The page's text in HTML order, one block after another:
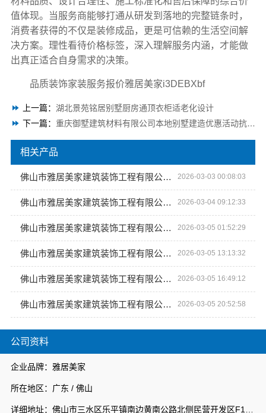
公司资料
企业品牌：雅居美家
所在地区：广东 / 佛山
值体现。当服务商能够打通从研发到落地的完整链条时，
消费者获得的不仅是装修成品，更是可信赖的生活空间解
决方案。理性看待价格标签，深入理解服务内涵，才能做
出真正适合自身需求的决策。
品质装饰家装服务报价雅居美家i3DEBXbf
上一篇： 湖北景苑铭居别墅厨房通顶衣柜适老化设计
下一篇： 重庆御墅建筑材料有限公司本地别墅建造优惠活动抗震防风
相关产品
佛山市雅居美家建筑装饰工程有限公司：品质家装从这里开始 2026-03-03 00:08:03
佛山市雅居美家建筑装饰工程有限公司 一站式家装解决方案 2026-03-04 09:12:33
佛山市雅居美家建筑装饰工程有限公司 品质家装从全屋定制开始 2026-03-05 01:52:29
佛山市雅居美家建筑装饰工程有限公司：环保家装，健康家居新选择 2026-03-05 13:13:32
佛山市雅居美家建筑装饰工程有限公司：一站式家装服务更省心 2026-03-05 16:49:12
佛山市雅居美家建筑装饰工程有限公司品质家装首选 2026-03-05 20:52:58